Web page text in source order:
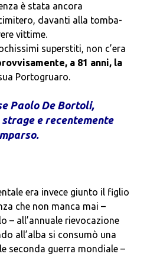
è stata ancora
davanti alla tomba-
vittime.
superstiti, non c’era
a 81 anni, la
Portogruaro.
Paolo De Bortoli,
e recentemente
era invece giunto il figlio
che non manca mai –
– all’annuale rievocazione
all’alba si consumò una
seconda guerra mondiale –